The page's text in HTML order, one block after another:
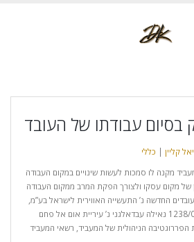
בסיום עבודתו של העובד
קליין | כללי
מקנה לו סמכות לעשות שינויים במקום העבודה
של מקום עסקו ולצורך הפקת המרב ממקום העבודה
העובדים החדשה נ’ התעשייה האווירית לישראל בע”מ,
פ”ד נ”ח/6 481, 547; ע”ע 1238/00 נאילה עבדאלגני נ’ עיריית אום אל פחם
במסגרת הפררוגטיבה הניהולית של המעביד, רשאי המעביד